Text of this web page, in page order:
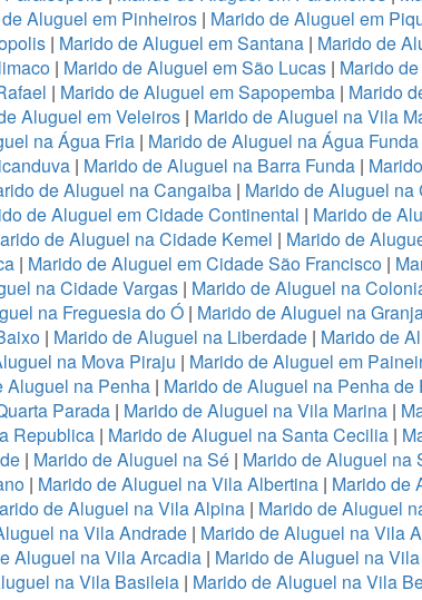
Aluguel em Pinheiros | Marido de Aluguel em
| Marido de Aluguel em Santana| Marido de
| Marido de Aluguel em São Lucas| Marido
| Marido de Aluguel em Sapopemba | Marido
Aluguel em Veleiros| Marido de Aluguel na Vila
na Água Fria| Marido de Aluguel na Água Funda
| Marido de Aluguel na Barra Funda |
de Aluguel na Cangaiba | Marido de Aluguel
de Aluguel em Cidade Continental | Marido de
de Aluguel na Cidade Kemel | Marido de
| Marido de Aluguel em Cidade São Francisco |
na Cidade Vargas | Marido de Aluguel na
na Freguesia do Ó| Marido de Aluguel na
| Marido de Aluguel na Liberdade | Marido de
na Mova Piraju | Marido de Aluguel em
Aluguel na Penha | Marido de Aluguel na Penha de
Parada | Marido de Aluguel na Vila Marina |
Republica| Marido de Aluguel na Santa Cecilia|
| Marido de Aluguel na Sé | Marido de Aluguel na
| Marido de Aluguel na Vila Albertina| Marido de
de Aluguel na Vila Alpina | Marido de Aluguel
na Vila Andrade | Marido de Aluguel na Vila
Aluguel na Vila Arcadia | Marido de Aluguel na
na Vila Basileia| Marido de Aluguel na Vila